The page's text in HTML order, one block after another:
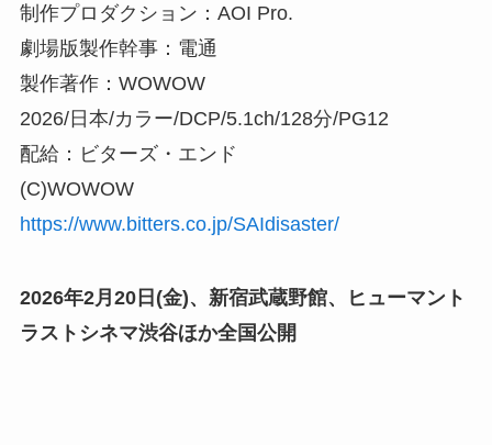
制作プロダクション：AOI Pro.
劇場版製作幹事：電通
製作著作：WOWOW
2026/日本/カラー/DCP/5.1ch/128分/PG12
配給：ビターズ・エンド
(C)WOWOW
https://www.bitters.co.jp/SAIdisaster/
2026年2月20日(金)、新宿武蔵野館、ヒューマント
ラストシネマ渋谷ほか全国公開